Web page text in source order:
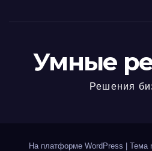
Умные
Решения
На платформе WordPress Тема